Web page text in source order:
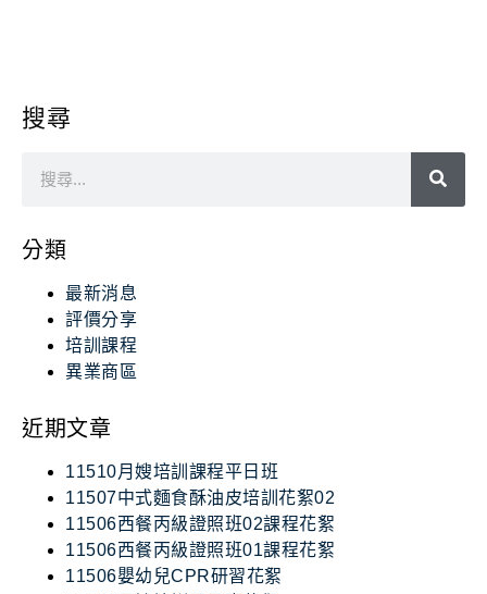
搜尋
分類
最新消息
評價分享
培訓課程
異業商區
近期文章
11510月嫂培訓課程平日班
11507中式麵食酥油皮培訓花絮02
11506西餐丙級證照班02課程花絮
11506西餐丙級證照班01課程花絮
11506嬰幼兒CPR研習花絮